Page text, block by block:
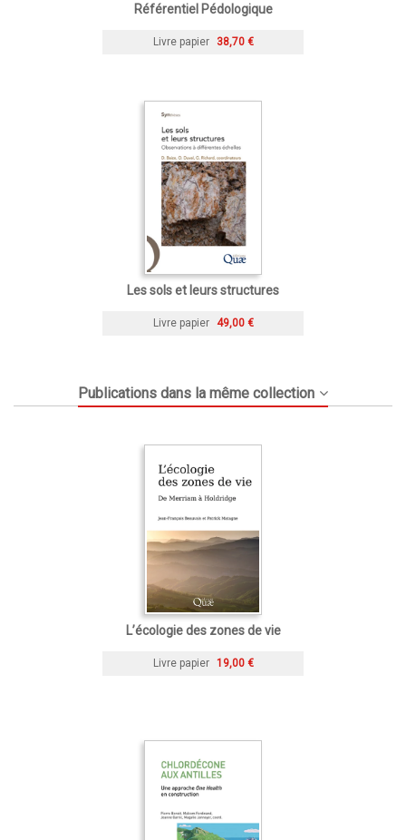
Référentiel Pédologique
Livre papier 38,70 €
Les sols et leurs structures
Livre papier 49,00 €
Publications dans la même collection
L’écologie des zones de vie
Livre papier 19,00 €